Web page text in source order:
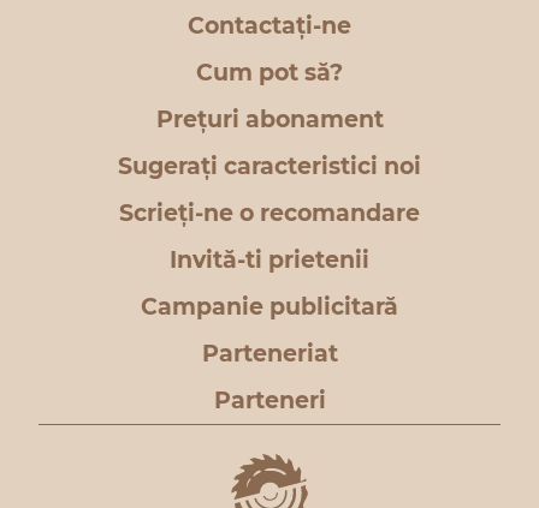
Contactați-ne
Cum pot să?
Prețuri abonament
Sugerați caracteristici noi
Scrieți-ne o recomandare
Invită-ti prietenii
Campanie publicitară
Parteneriat
Parteneri